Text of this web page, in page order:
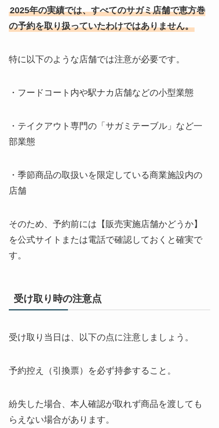
2025年の実績では、すべてのサガミ店舗で恵方巻
の予約を取り扱っていたわけではありません。
特に以下のような店舗では注意が必要です。
・フードコート内や駅ナカ店舗などの小型業態
・テイクアウト専門の「サガミテーブル」など一
部業態
・季節商品の取扱いを限定している商業施設内の
店舗
そのため、予約前には【販売実施店舗かどうか】
を公式サイトまたは電話で確認しておくと確実で
す。
受け取り時の注意点
受け取り当日は、以下の点に注意しましょう。
予約控え（引換票）を必ず持参すること。
紛失した場合、本人確認が取れず商品を渡しても
らえない場合があります。